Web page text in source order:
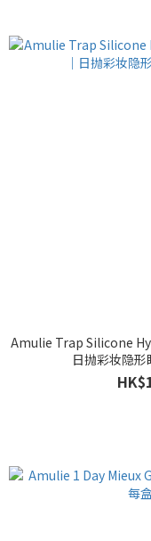
Amulie Trap Silicone
日抛彩妆隐